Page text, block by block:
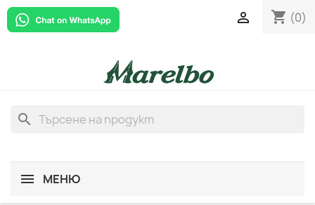
shopping_cart (0)

search
МЕНЮ